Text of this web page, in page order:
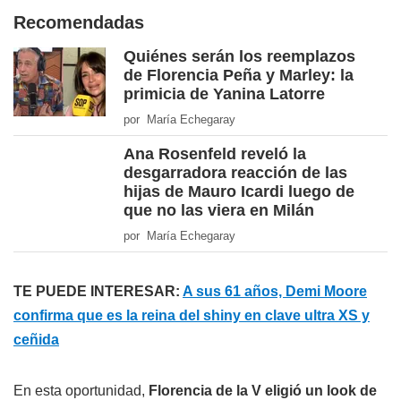
Recomendadas
Quiénes serán los reemplazos
de Florencia Peña y Marley: la
primicia de Yanina Latorre
por María Echegaray
Ana Rosenfeld reveló la
desgarradora reacción de las
hijas de Mauro Icardi luego de
que no las viera en Milán
por María Echegaray
TE PUEDE INTERESAR: A sus 61 años, Demi Moore
confirma que es la reina del shiny en clave ultra XS y
ceñida
En esta oportunidad, Florencia de la V eligió un look de